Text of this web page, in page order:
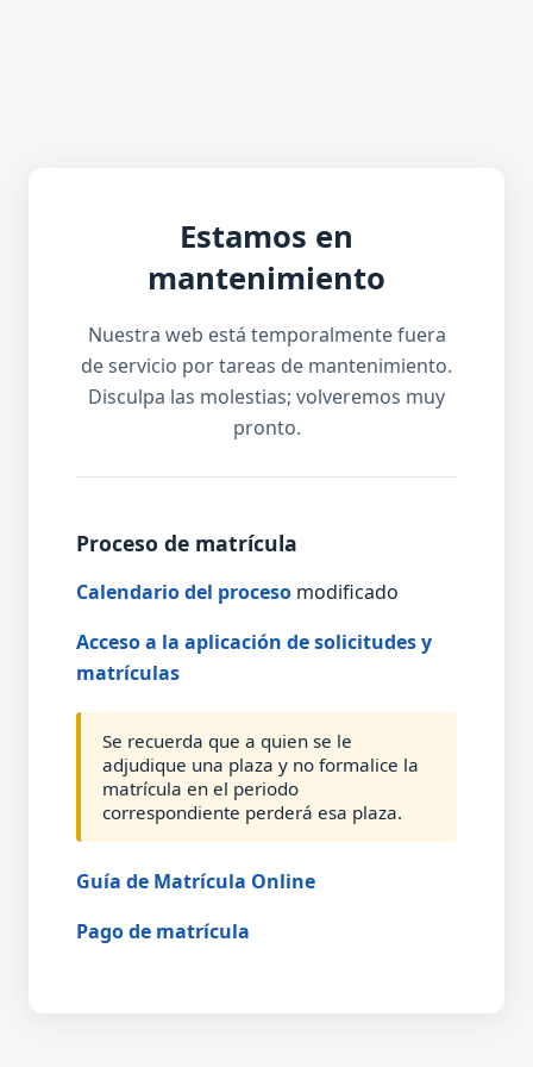
Estamos en
mantenimiento
Nuestra web está temporalmente fuera
de servicio por tareas de mantenimiento.
Disculpa las molestias; volveremos muy
pronto.
Proceso de matrícula
Calendario del proceso modificado
Acceso a la aplicación de solicitudes y
matrículas
Se recuerda que a quien se le
adjudique una plaza y no formalice la
matrícula en el periodo
correspondiente perderá esa plaza.
Guía de Matrícula Online
Pago de matrícula